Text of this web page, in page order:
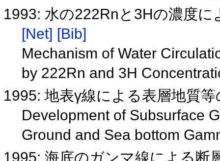
1993: 水の222Rnと3Hの濃度
[Net] [Bib]
Mechanism of Water
by 222Rn and 3H
1995: 地表γ線による表層地質
Development of Subsurface
Ground and Sea bottom
1995: 海底のガンマ線による断